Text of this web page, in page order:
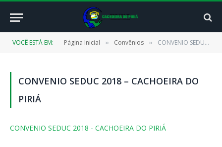
VOCÊ ESTÁ EM: Página Inicial » Convênios » CONVENIO SEDUC 2018 – CACHOEIRA DO PIRIÁ
CONVENIO SEDUC 2018 – CACHOEIRA DO
PIRIÁ
CONVENIO SEDUC 2018 - CACHOEIRA DO PIRIÁ